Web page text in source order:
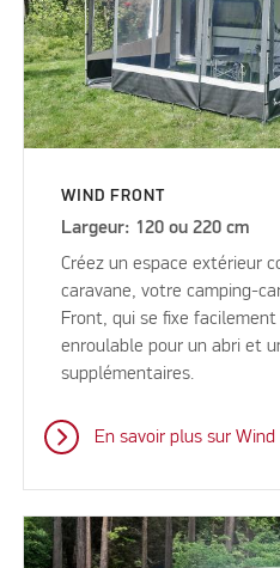
WIND FRONT
Largeur: 120 ou 220 cm
Créez un espace extérieur
caravane, votre camping-
Front, qui se fixe
enroulable pour un abri et
supplémentaires.
En savoir plus sur